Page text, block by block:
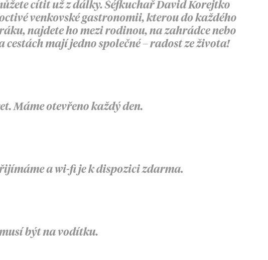
cítit už z dálky. Šéfkuchař David Korejtko
venkovské gastronomii, kterou do každého
najdete ho mezi rodinou, na zahrádce nebo
mají jedno společné – radost ze života!
Máme otevřeno každý den.
a wi-fi je k dispozici zdarma.
být na vodítku.